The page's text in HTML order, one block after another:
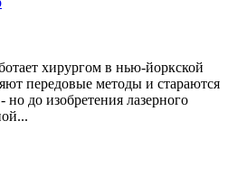
хирургом в нью-йоркской
передовые методы и стараются
до изобретения лазерного